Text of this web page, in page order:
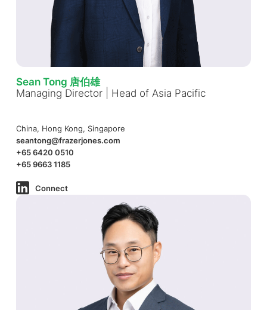
Sean Tong 唐伯雄
Managing Director | Head of Asia Pacific
China, Hong Kong, Singapore
seantong@frazerjones.com
+65 6420 0510
+65 9663 1185
Connect